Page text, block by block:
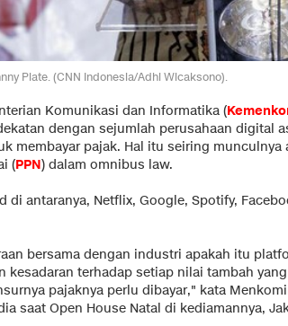
Plate. (CNN Indonesia/Adhi Wicaksono).
Komunikasi dan Informatika (
dengan sejumlah perusahaan digital
membayar pajak. Hal itu seiring munculnya
(PPN) dalam omnibus law.
di antaranya, Netflix, Google, Spotify,
bersama dengan industri apakah itu
kesadaran terhadap setiap nilai tambah yang
pajaknya perlu dibayar," kata
saat Open House Natal di kediamannya,